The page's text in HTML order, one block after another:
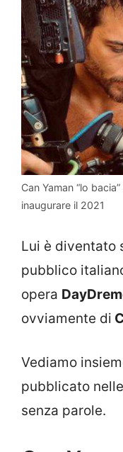
Can Yaman “lo
inaugurare il 2021
Lui è diventato
pubblico
opera
ovviamente di
Vediamo
pubblicato
senza parole.